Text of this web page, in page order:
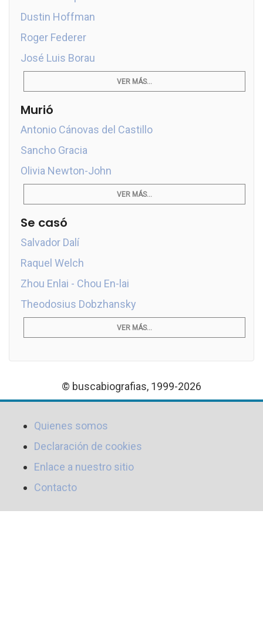
Dustin Hoffman
Roger Federer
José Luis Borau
VER MÁS...
Murió
Antonio Cánovas del Castillo
Sancho Gracia
Olivia Newton-John
VER MÁS...
Se casó
Salvador Dalí
Raquel Welch
Zhou Enlai - Chou En-lai
Theodosius Dobzhansky
VER MÁS...
© buscabiografias, 1999-2026
Quienes somos
Declaración de cookies
Enlace a nuestro sitio
Contacto